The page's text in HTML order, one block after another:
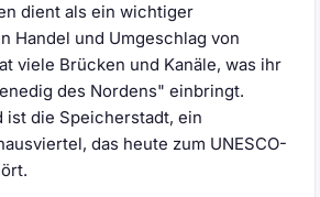
dient als ein wichtiger
Handel und Umgeschlag von
viele Brücken und Kanäle, was ihr
des Nordens" einbringt.
ist die Speicherstadt, ein
das heute zum UNESCO-